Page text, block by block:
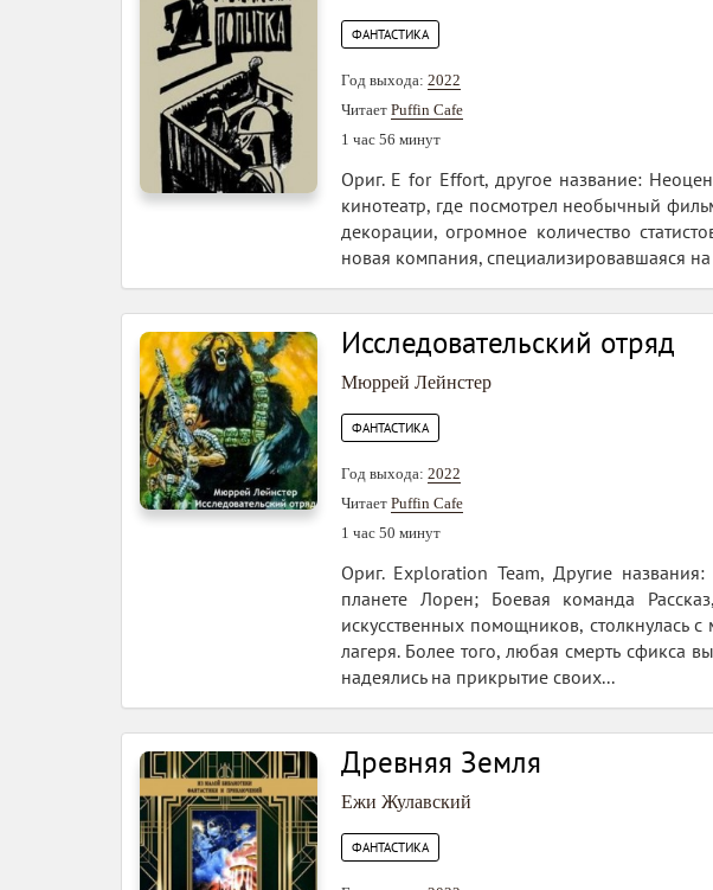
ФАНТАСТИКА
Год выхода: 2022
Читает Puffin Cafe
1 час 56 минут
Ориг. E for Effort, другое название:
кинотеатр, где посмотрел необычный
декорации, огромное количество
новая компания, специализировавшаяся
Исследовательский отряд
Мюррей Лейнстер
ФАНТАСТИКА
Год выхода: 2022
Читает Puffin Cafe
1 час 50 минут
Ориг. Exploration Team, Другие
планете Лорен; Боевая команда
искусственных помощников,
лагеря. Более того, любая смерть сфикса
надеялись на прикрытие своих...
Древняя Земля
Ежи Жулавский
ФАНТАСТИКА